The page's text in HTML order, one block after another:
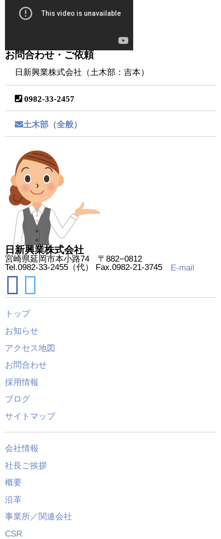
お問合わせ・ご依頼
日新興業株式会社（土木部：吉本）
0982-33-2457
土木部（全般）
日新興業株式会社
宮崎県延岡市本小路74 〒882−0812
Tel.0982-33-2455（代） Fax.0982-21-3745
E-mail
トップ
お知らせ
アクセス地図
お問合わせ
採用情報
ブログ
サイトマップ
会社情報
社長ご挨拶
概要
沿革
事業所／関連会社
CSR